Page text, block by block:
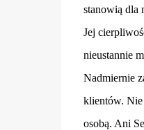
stanowią dla
Jej
nieustannie
Nadmiernie
klientów. Nie
osobą. Ani